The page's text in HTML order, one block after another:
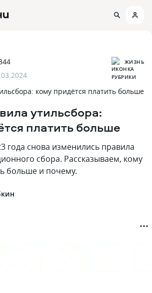
ЖИЗНЬ
утильсбора:
платить больше
года снова изменились правила
сбора. Рассказываем, кому
больше и почему.